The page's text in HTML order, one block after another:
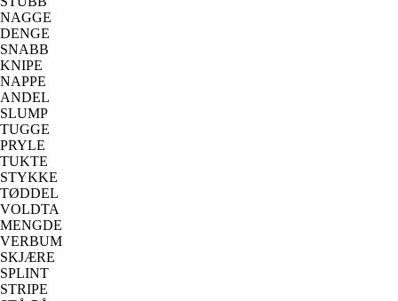
NAGGE
DENGE
SNABB
KNIPE
NAPPE
ANDEL
SLUMP
TUGGE
PRYLE
TUKTE
STYKKE
TØDDEL
VOLDTA
MENGDE
VERBUM
SKJÆRE
SPLINT
STRIPE